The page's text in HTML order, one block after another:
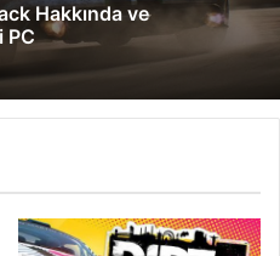
Hakkında ve
PC